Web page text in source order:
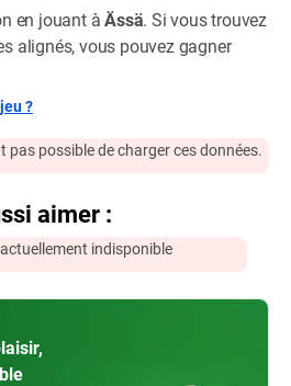
en jouant àÄssä. Si vous trouvez
alignés, vous pouvez gagner
?
pas possible de charger ces données.
aimer :
indisponible